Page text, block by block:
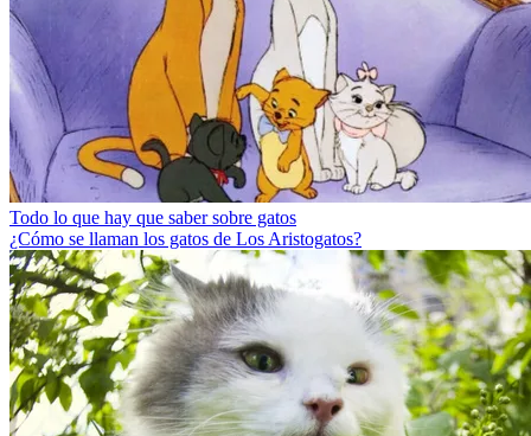
Todo lo que hay que saber sobre gatos
¿Cómo se llaman los gatos de Los Aristogatos?